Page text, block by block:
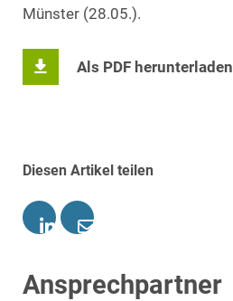
Münster (28.05.).
Als PDF herunterladen
Diesen Artikel teilen
Ansprechpartner